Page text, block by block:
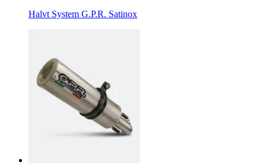
Halvt System G.P.R. Satinox